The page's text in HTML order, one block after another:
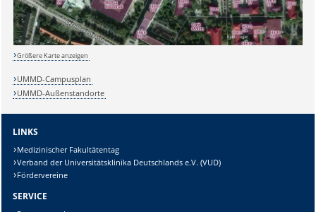
Lösung:
Größere Karte anzeigen
UMMD-Campusplan
UMMD-Außenstandorte
LINKS
Medizinischer Fakultätentag
Verband der Universitätsklinika Deutschlands e.V. (VUD)
Fördervereine
SERVICE